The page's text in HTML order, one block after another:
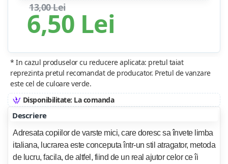
6,50 Lei
13,00 Lei
* In cazul produselor cu reducere aplicata: pretul taiat
reprezinta pretul recomandat de producator. Pretul de vanzare
este cel de culoare verde.
Disponibilitate: La comanda
Descriere
Adresata copiilor de varste mici, care doresc sa învete limba
italiana, lucrarea este conceputa într-un stil atragator, metoda
de lucru, facila, de altfel, fiind de un real ajutor celor ce îi